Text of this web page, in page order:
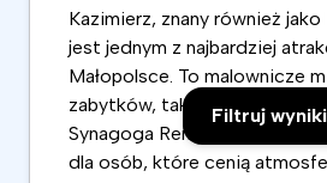
Filtruj wyniki
Kazimierz, znany również
jest jednym z najbardziej
Małopolsce. To malownicze
zabytków, takich jak Rynek,
Synagoga Remuh. Jest to
dla osób, które cenią